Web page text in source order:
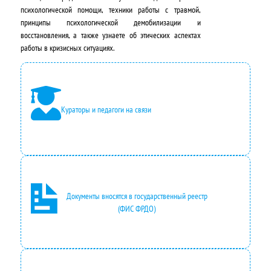
н
а
я
ц
е
н
а
с
о
с
т
а
в
:
4
9
0
0
₽
психологической помощи, техники работы с травмой,
принципы психологической демобилизации и
восстановления, а также узнаете об этических аспектах
работы в кризисных ситуациях.
Кураторы и педагоги на связи
Документы вносятся в государственный реестр
(ФИС ФРДО)